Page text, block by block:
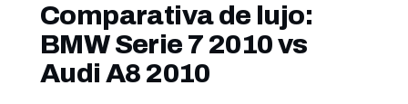
Comparativa de lujo:
BMW Serie 7 2010 vs
Audi A8 2010